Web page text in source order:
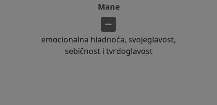
Mane
emocionalna hladnoća, svojeglavost,
sebičnost i tvrdoglavost